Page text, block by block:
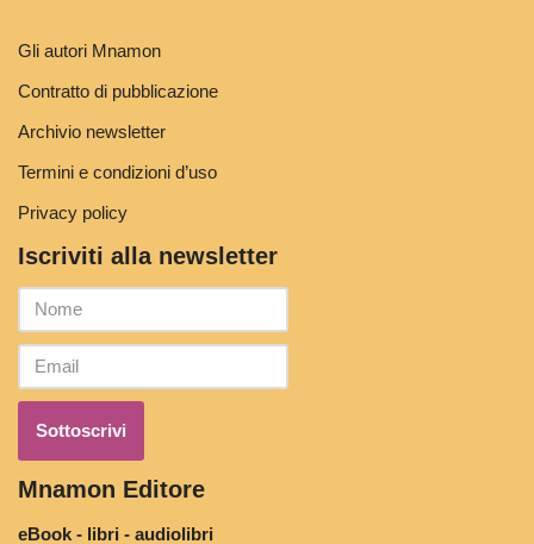
Gli autori Mnamon
Contratto di pubblicazione
Archivio newsletter
Termini e condizioni d’uso
Privacy policy
Iscriviti alla newsletter
Mnamon Editore
eBook - libri - audiolibri